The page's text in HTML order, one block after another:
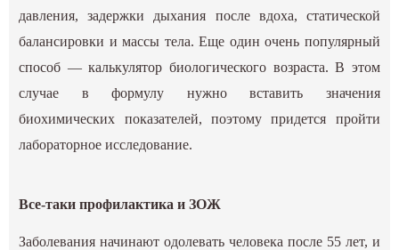
давления, задержки дыхания после вдоха, статической
балансировки и массы тела. Еще один очень популярный
способ — калькулятор биологического возраста. В этом
случае в формулу нужно вставить значения
биохимических показателей, поэтому придется пройти
лабораторное исследование.
Все-таки профилактика и ЗОЖ
Заболевания начинают одолевать человека после 55 лет, и